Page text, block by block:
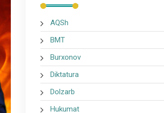
AQSh
BMT
Burxonov
Diktatura
Dolzarb
Hukumat